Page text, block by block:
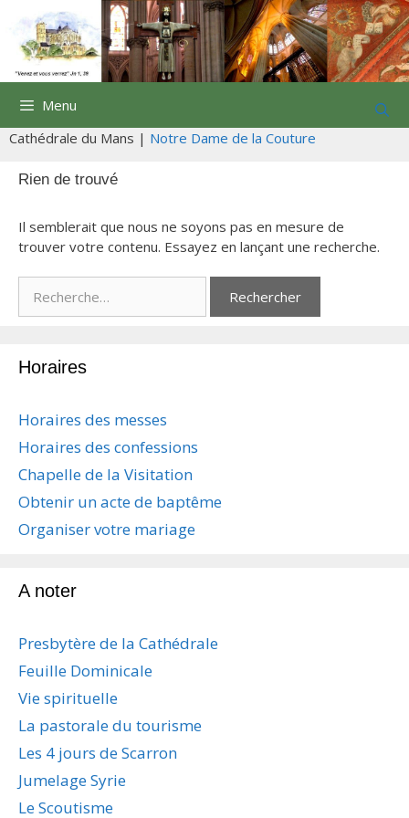
contenu
Menu
Cathédrale du Mans | Notre Dame de la Couture
Rien de trouvé
Il semblerait que nous ne soyons pas en mesure de
trouver votre contenu. Essayez en lançant une recherche.
e
h
e
r
:
Horaires
Horaires des messes
Horaires des confessions
Chapelle de la Visitation
Obtenir un acte de baptême
Organiser votre mariage
A noter
Presbytère de la Cathédrale
Feuille Dominicale
Vie spirituelle
La pastorale du tourisme
Les 4 jours de Scarron
Jumelage Syrie
Le Scoutisme